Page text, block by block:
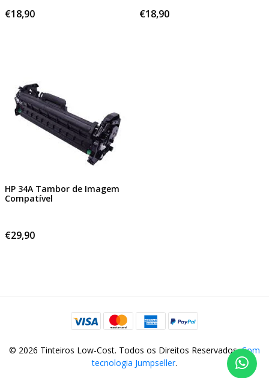
€18,90 €18,90
HP 34A Tambor de Imagem
Compatível
€29,90
© 2026 Tinteiros Low-Cost. Todos os Direitos Reservados.Com
tecnologia Jumpseller.